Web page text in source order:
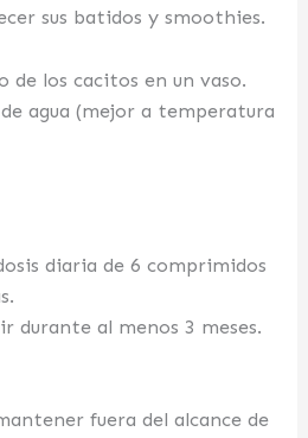
sus batidos y smoothies.
de los cacitos en un vaso.
agua (mejor a temperatura
diaria de 6 comprimidos
durante al menos 3 meses.
fuera del alcance de